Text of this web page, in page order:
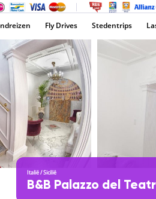
Fly Drives Stedentrips
Italië/Sicilië
B&B Palazzo del